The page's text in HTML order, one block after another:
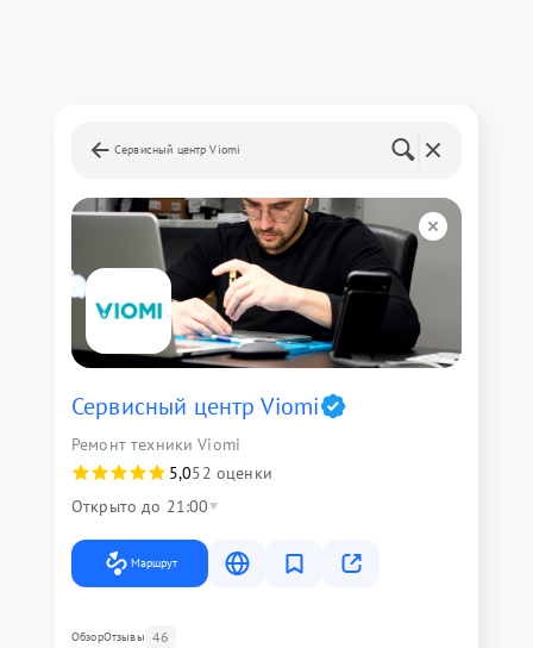
Сервисный центр Viomi
Сервисный центр Viomi
Ремонт техники Viomi
5,052 оценки
Открыто до 21:00
Маршрут
ОбзорОтзывы 46